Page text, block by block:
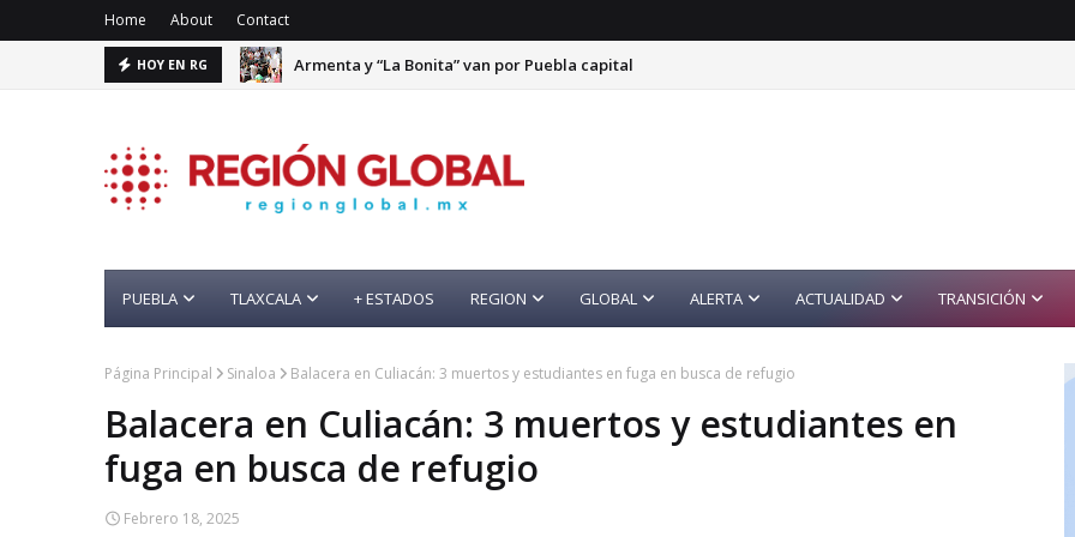
Home About Contact
HOY EN RG Armenta y “La Bonita” van por Puebla capital
PUEBLA TLAXCALA + ESTADOS REGION GLOBAL ALERTA ACTUALIDAD TRANSICIÓN
Página Principal Sinaloa Balacera en Culiacán: 3 muertos y estudiantes en fuga en busca de refugio
Balacera en Culiacán: 3 muertos y estudiantes en
fuga en busca de refugio
Febrero 18, 2025